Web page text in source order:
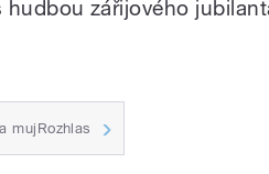
zářijového
mujRozhlas